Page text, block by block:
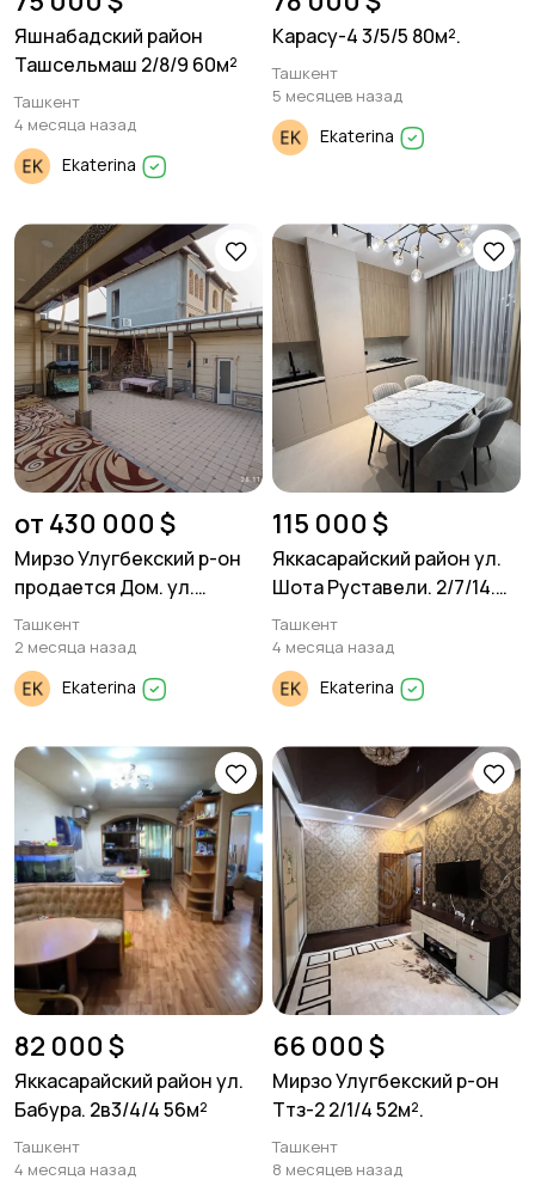
Яшнабадский район
Ташсельмаш 2/8/9 60м²
Ташкент
4 месяца назад
Ekaterina
Карасу-4 3/5/5 80м².
Ташкент
5 месяцев назад
Ekaterina
от 430 000 $
Мирзо Улугбекский р-он
продается Дом. ул.
Циалковская. 4 соток. 3
уровня.
Ташкент
2 месяца назад
Ekaterina
115 000 $
Яккасарайский район ул.
Шота Руставели. 2/7/14.
60м²
Ташкент
4 месяца назад
Ekaterina
82 000 $
Яккасарайский район ул.
Бабура. 2в3/4/4 56м²
Ташкент
4 месяца назад
66 000 $
Мирзо Улугбекский р-он
Ттз-2 2/1/4 52м².
Ташкент
8 месяцев назад